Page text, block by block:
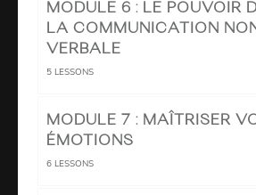
MODULE 6 : LE POUVOIR
LA COMMUNICATION
VERBALE
5 LESSONS
MODULE 7 : MAÎTRISER
ÉMOTIONS
6 LESSONS